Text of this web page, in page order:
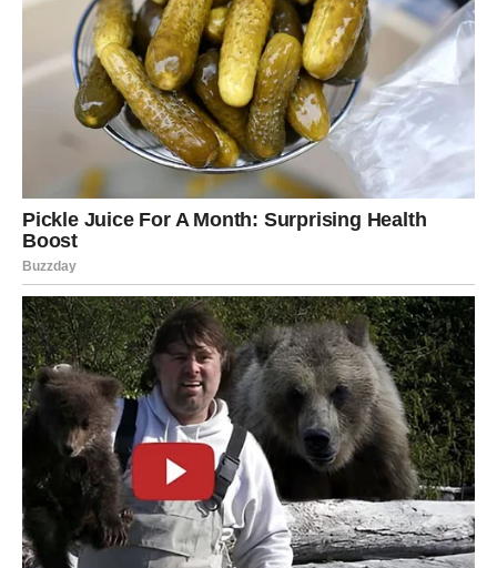
VAGA
Finansijska prognoza
Jedna poslovna prilika mogla bi vas veoma prijatno
iznenaditi.
Poruka zvijezda
Budite spremni prihvatiti promjene.
ŠKORPIJA
Finansijska prognoza